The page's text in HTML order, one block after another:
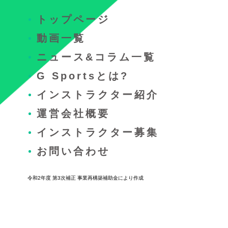
トップページ
動画一覧
ニュース&コラム一覧
G Sportsとは?
インストラクター紹介
運営会社概要
インストラクター募集
お問い合わせ
令和2年度 第3次補正 事業再構築補助金により作成